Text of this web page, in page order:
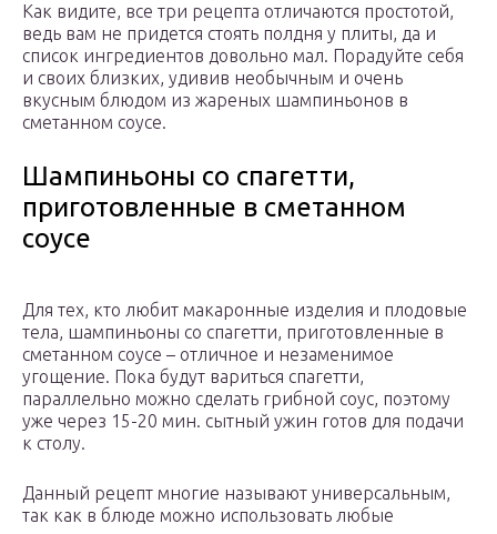
Как видите, все три рецепта отличаются простотой,
ведь вам не придется стоять полдня у плиты, да и
список ингредиентов довольно мал. Порадуйте себя
и своих близких, удивив необычным и очень
вкусным блюдом из жареных шампиньонов в
сметанном соусе.
Шампиньоны со спагетти,
приготовленные в сметанном
соусе
Для тех, кто любит макаронные изделия и плодовые
тела, шампиньоны со спагетти, приготовленные в
сметанном соусе – отличное и незаменимое
угощение. Пока будут вариться спагетти,
параллельно можно сделать грибной соус, поэтому
уже через 15-20 мин. сытный ужин готов для подачи
к столу.
Данный рецепт многие называют универсальным,
так как в блюде можно использовать любые